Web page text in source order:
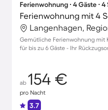
Ferienwohnung ∙ 4 Gäste ∙
Gemütliche Ferienwohnung mit
für bis zu 6 Gäste - Ihr
ab 154 €
pro Nacht
3.7